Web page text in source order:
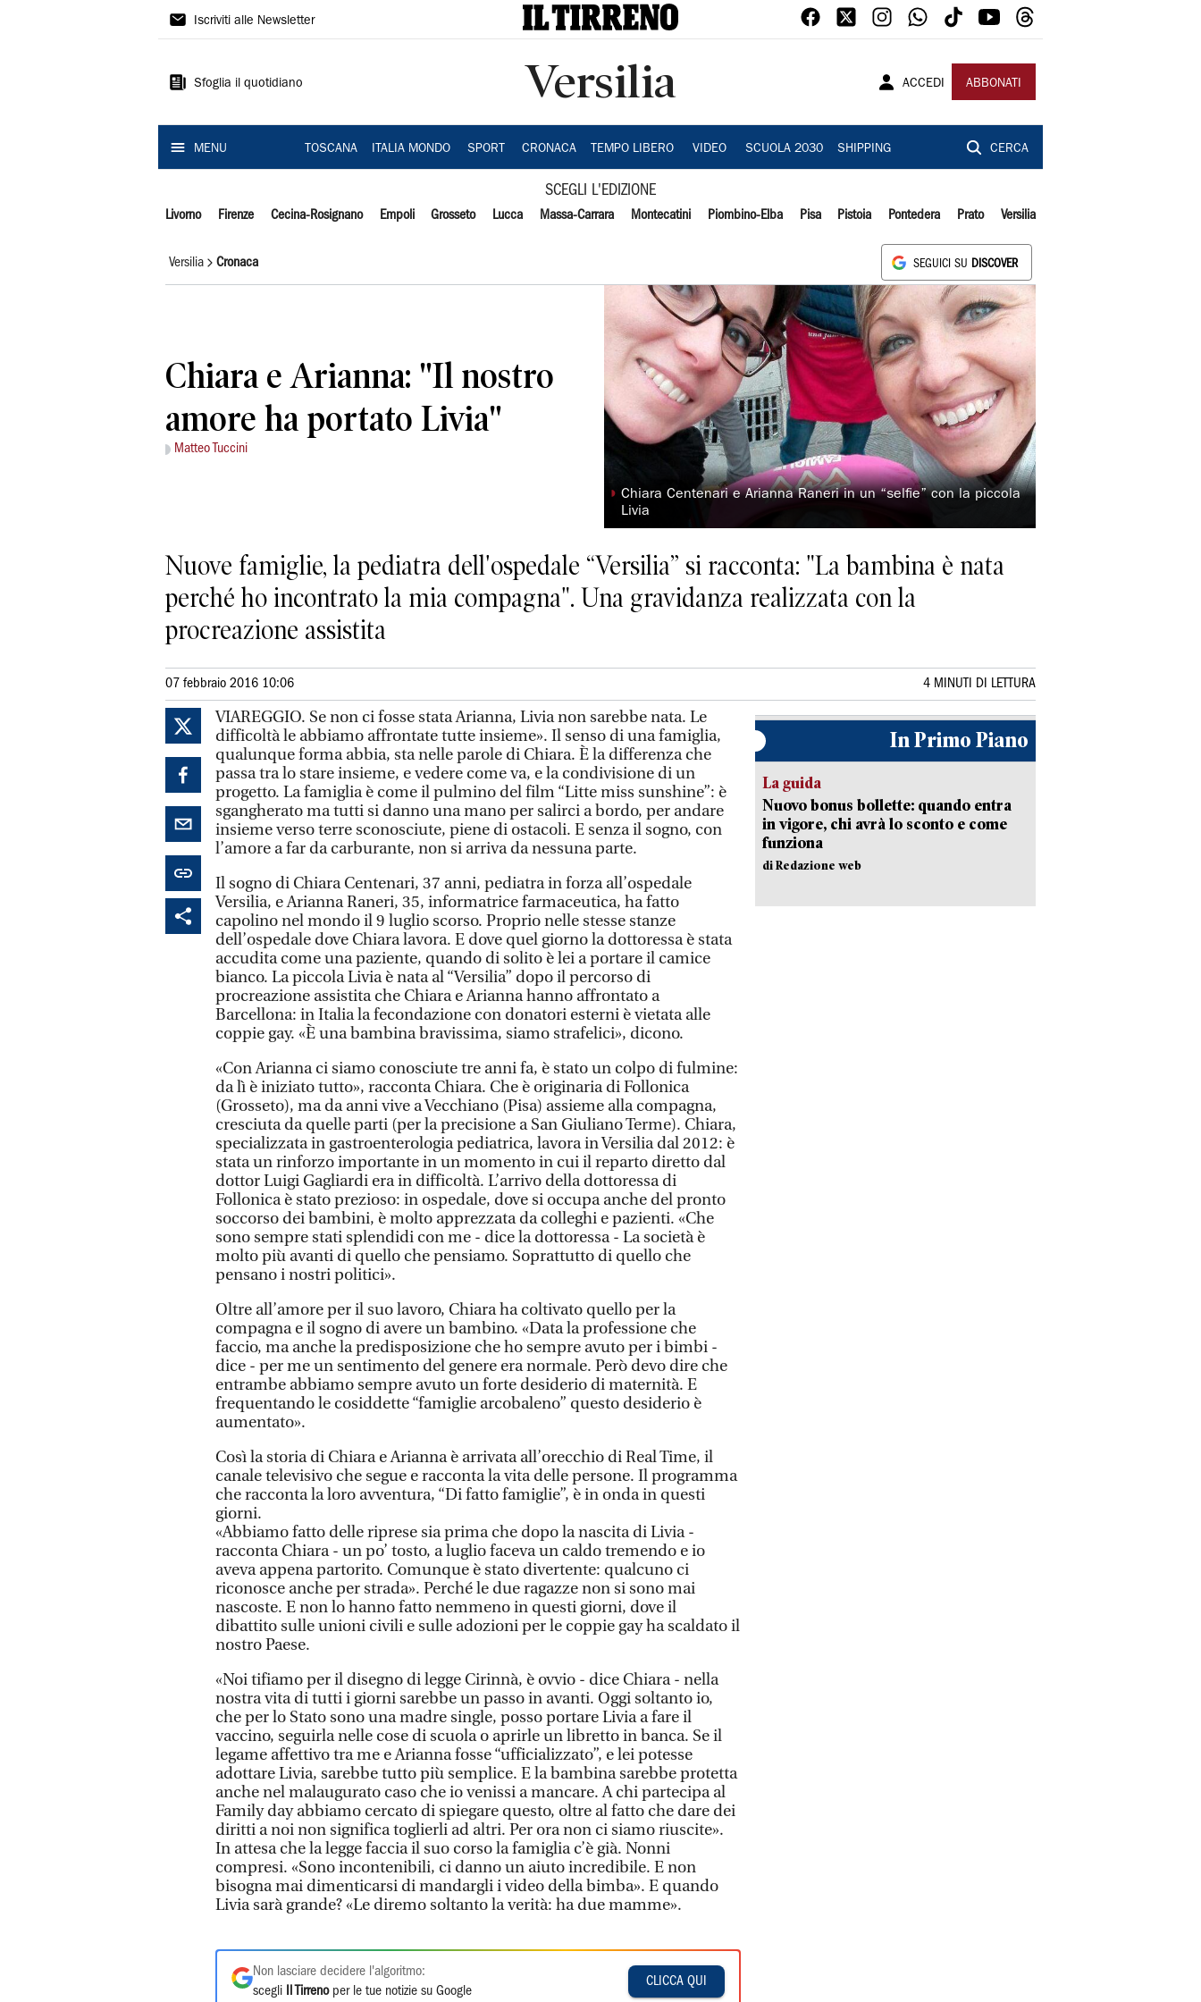
Il
Iscriviti alle Newsletter
Sfoglia il quotidiano Versilia ACCEDI ABBONATI
MENU TOSCANA ITALIA MONDO SPORT CRONACA TEMPO LIBERO VIDEO SCUOLA 2030 SHIPPING CERCA
SCEGLI L'EDIZIONE
Livorno Firenze Cecina-Rosignano Empoli Grosseto Lucca Massa-Carrara Montecatini Piombino-Elba Pisa Pistoia Pontedera Prato Versilia
Versilia Cronaca SEGUICI SU DISCOVER
Chiara e Arianna: "Il nostro
amore ha portato Livia"
Matteo Tuccini
◗ Chiara Centenari e Arianna Raneri in un “selfie” con la piccola
Livia
Nuove famiglie, la pediatra dell'ospedale “Versilia” si racconta: "La bambina è nata
perché ho incontrato la mia compagna". Una gravidanza realizzata con la
procreazione assistita
07 febbraio 2016 10:06 4 MINUTI DI LETTURA
VIAREGGIO. Se non ci fosse stata Arianna, Livia non sarebbe nata. Le
difficoltà le abbiamo affrontate tutte insieme». Il senso di una famiglia,
qualunque forma abbia, sta nelle parole di Chiara. È la differenza che
passa tra lo stare insieme, e vedere come va, e la condivisione di un
progetto. La famiglia è come il pulmino del film “Litte miss sunshine”: è
sgangherato ma tutti si danno una mano per salirci a bordo, per andare
insieme verso terre sconosciute, piene di ostacoli. E senza il sogno, con
l’amore a far da carburante, non si arriva da nessuna parte.
Il sogno di Chiara Centenari, 37 anni, pediatra in forza all’ospedale
Versilia, e Arianna Raneri, 35, informatrice farmaceutica, ha fatto
capolino nel mondo il 9 luglio scorso. Proprio nelle stesse stanze
dell’ospedale dove Chiara lavora. E dove quel giorno la dottoressa è stata
accudita come una paziente, quando di solito è lei a portare il camice
bianco. La piccola Livia è nata al “Versilia” dopo il percorso di
procreazione assistita che Chiara e Arianna hanno affrontato a
Barcellona: in Italia la fecondazione con donatori esterni è vietata alle
coppie gay. «È una bambina bravissima, siamo strafelici», dicono.
«Con Arianna ci siamo conosciute tre anni fa, è stato un colpo di fulmine:
da lì è iniziato tutto», racconta Chiara. Che è originaria di Follonica
(Grosseto), ma da anni vive a Vecchiano (Pisa) assieme alla compagna,
cresciuta da quelle parti (per la precisione a San Giuliano Terme). Chiara,
specializzata in gastroenterologia pediatrica, lavora in Versilia dal 2012: è
stata un rinforzo importante in un momento in cui il reparto diretto dal
dottor Luigi Gagliardi era in difficoltà. L’arrivo della dottoressa di
Follonica è stato prezioso: in ospedale, dove si occupa anche del pronto
soccorso dei bambini, è molto apprezzata da colleghi e pazienti. «Che
sono sempre stati splendidi con me - dice la dottoressa - La società è
molto più avanti di quello che pensiamo. Soprattutto di quello che
pensano i nostri politici».
Oltre all’amore per il suo lavoro, Chiara ha coltivato quello per la
compagna e il sogno di avere un bambino. «Data la professione che
faccio, ma anche la predisposizione che ho sempre avuto per i bimbi -
dice - per me un sentimento del genere era normale. Però devo dire che
entrambe abbiamo sempre avuto un forte desiderio di maternità. E
frequentando le cosiddette “famiglie arcobaleno” questo desiderio è
aumentato».
Così la storia di Chiara e Arianna è arrivata all’orecchio di Real Time, il
canale televisivo che segue e racconta la vita delle persone. Il programma
che racconta la loro avventura, “Di fatto famiglie”, è in onda in questi
giorni.
«Abbiamo fatto delle riprese sia prima che dopo la nascita di Livia -
racconta Chiara - un po’ tosto, a luglio faceva un caldo tremendo e io
aveva appena partorito. Comunque è stato divertente: qualcuno ci
riconosce anche per strada». Perché le due ragazze non si sono mai
nascoste. E non lo hanno fatto nemmeno in questi giorni, dove il
dibattito sulle unioni civili e sulle adozioni per le coppie gay ha scaldato il
nostro Paese.
«Noi tifiamo per il disegno di legge Cirinnà, è ovvio - dice Chiara - nella
nostra vita di tutti i giorni sarebbe un passo in avanti. Oggi soltanto io,
che per lo Stato sono una madre single, posso portare Livia a fare il
vaccino, seguirla nelle cose di scuola o aprirle un libretto in banca. Se il
legame affettivo tra me e Arianna fosse “ufficializzato”, e lei potesse
adottare Livia, sarebbe tutto più semplice. E la bambina sarebbe protetta
anche nel malaugurato caso che io venissi a mancare. A chi partecipa al
Family day abbiamo cercato di spiegare questo, oltre al fatto che dare dei
diritti a noi non significa toglierli ad altri. Per ora non ci siamo riuscite».
In attesa che la legge faccia il suo corso la famiglia c’è già. Nonni
compresi. «Sono incontenibili, ci danno un aiuto incredibile. E non
bisogna mai dimenticarsi di mandargli i video della bimba». E quando
Livia sarà grande? «Le diremo soltanto la verità: ha due mamme».
Non lasciare decidere l'algoritmo:
scegli
Il Tirrenoper le tue notizie su Google
CLICCA QUI
In Primo Piano
La guida
Nuovo bonus bollette: quando entra
in vigore, chi avrà lo sconto e come
funziona
di Redazione web